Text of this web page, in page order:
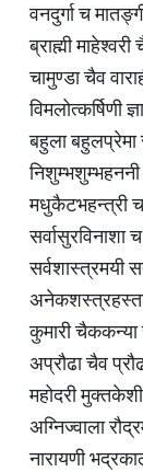
वनदुर्गा च
ब्राह्मी
चामुण्डा चैव
विमलोत्कर्षिणी
बहुला बहुलप्रेमा
निशुम्भशुम्भहननी
मधुकैटभहन्त्री
सर्वासुरविनाशा
सर्वशास्त्रमयी
कुमारी चैककन्या
अप्रौढा चैव
महोदरी
अग्निज्वाला
नारायणी